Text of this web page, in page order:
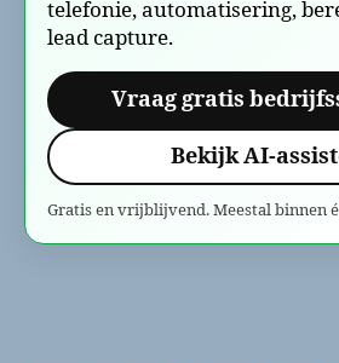
telefonie, automatisering,
lead capture.
Vraag gratis
Bekijk AI-
Gratis en vrijblijvend. Meestal binnen